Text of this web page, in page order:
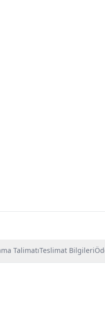
TalimatıTeslimat Bilgileri